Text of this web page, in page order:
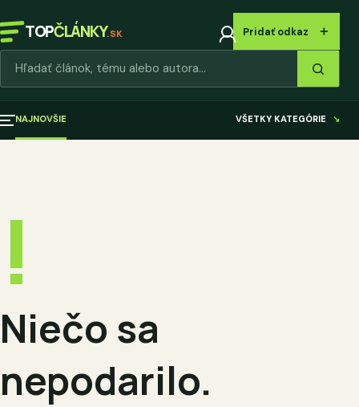
TOPČLÁNKY.SK Pridať odkaz ＋
NAJNOVŠIE VŠETKY KATEGÓRIE ↘
!
Niečo sa
nepodarilo.